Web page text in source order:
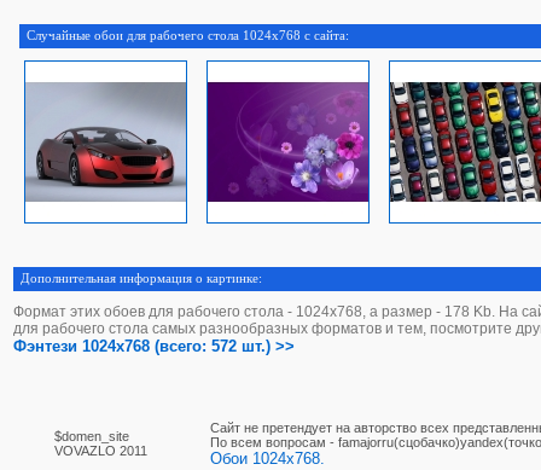
Случайные обои для рабочего стола 1024x768 с сайта:
Дополнительная информация о картинке:
Формат этих обоев для рабочего стола - 1024х768, а размер - 178 Kb. На
для рабочего стола самых разнообразных форматов и тем, посмотрите
Фэнтези 1024x768 (всего: 572 шт.) >>
$domen_site
VOVAZLO 2011
Сайт не претендует на авторство всех
По вcем вопросам -
Обои 1024x768.